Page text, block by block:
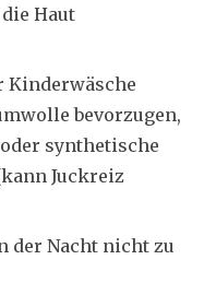
Haut
Kinderwäsche
bevorzugen,
synthetische
Juckreiz
der Nacht nicht zu